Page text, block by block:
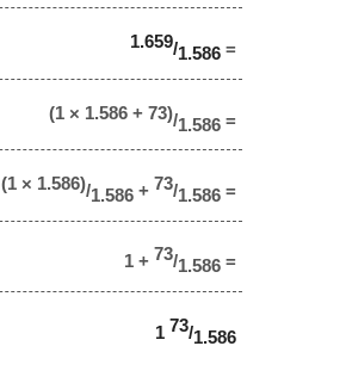
1.659/1.586 =
(1 × 1.586 + 73)/1.586 =
(1 × 1.586)/1.586 + 73/1.586 =
1 + 73/1.586 =
1 73/1.586